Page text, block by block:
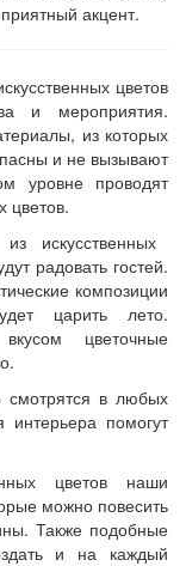
акцент.
цветов
и мероприятия.
из которых
и не вызывают
уровне проводят
цветов.
искусственных
радовать гостей.
композиции
царить лето.
цветочные
смотрятся в любых
интерьера помогут
цветов наши
можно повесить
Также подобные
и на каждый